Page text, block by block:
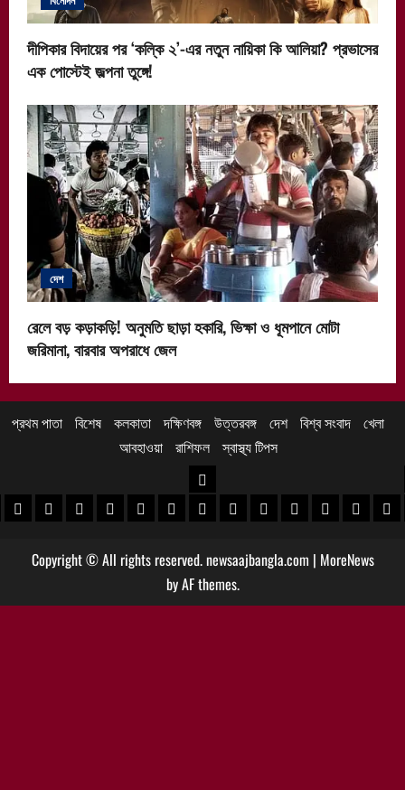
দীপিকার বিদায়ের পর ‘কল্কি ২’-এর নতুন নায়িকা কি আলিয়া? প্রভাসের
এক পোস্টেই জল্পনা তুঙ্গে!
দেশ
রেলে বড় কড়াকড়ি! অনুমতি ছাড়া হকারি, ভিক্ষা ও ধূমপানে মোটা
জরিমানা, বারবার অপরাধে জেল
প্রথম পাতা বিশেষ কলকাতা দক্ষিণবঙ্গ উত্তরবঙ্গ দেশ বিশ্ব সংবাদ খেলা
আবহাওয়া
রাশিফল স্বাস্থ্য টিপস
খবর
খবর
পুরুলিয়া খবর
বাঁকুড়া খবরপশ্চিম বর্ধমান খবর
পূর্ব বর্ধমান খবর
বীরভূম খবরমুর্শিদাবাদ খবর
উত্তরবঙ্গ
কোচবিহার নিউজ
আলিপুরদুয়ার খবর
জলপাইগুড়ি খবর
শিলিগুড়ি খবর
উত্তরদক্ষিণ
Copyright © All rights reserved. newsaajbangla.com | MoreNews
by AF themes.